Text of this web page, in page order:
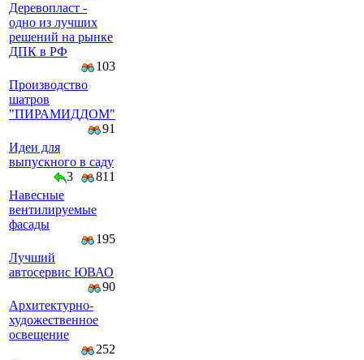
Деревопласт -
одно из лучших
решений на рынке
ДПК в РФ
103
Производство
шатров
"ПИРАМИДДОМ"
91
Идеи для
выпускного в саду
3
811
Навесные
вентилируемые
фасады
195
Лучший
автосервис ЮВАО
90
Архитектурно-
художественное
освещение
252